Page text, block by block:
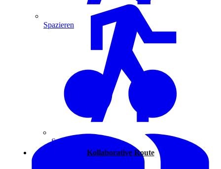
Spazieren
Kollaborative Route
Spazieren